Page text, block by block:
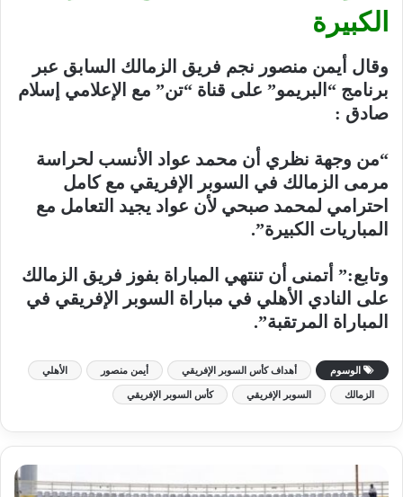
الكبيرة
وقال أيمن منصور نجم فريق الزمالك السابق عبر
برنامج “البريمو” على قناة “تن” مع الإعلامي إسلام
صادق :
“من وجهة نظري أن محمد عواد الأنسب لحراسة
مرمى الزمالك في السوبر الإفريقي مع كامل
احترامي لمحمد صبحي لأن عواد يجيد التعامل مع
المباريات الكبيرة”.
وتابع:” أتمنى أن تنتهي المباراة بفوز فريق الزمالك
على النادي الأهلي في مباراة السوبر الإفريقي في
المباراة المرتقبة”.
الوسوم أهداف كأس السوبر الإفريقي أيمن منصور الأهلي
الزمالك السوبر الإفريقي كأس السوبر الإفريقي